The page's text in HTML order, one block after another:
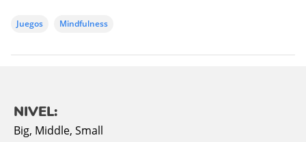
Juegos Mindfulness
NIVEL:
Big, Middle, Small